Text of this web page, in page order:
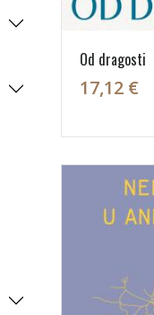
Od dragosti
17,12 €